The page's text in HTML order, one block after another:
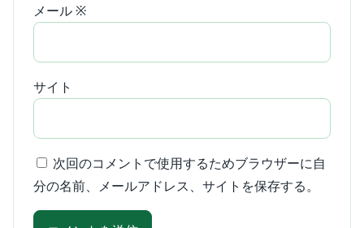
メール ※
サイト
次回のコメントで使用するためブラウザーに自
分の名前、メールアドレス、サイトを保存する。